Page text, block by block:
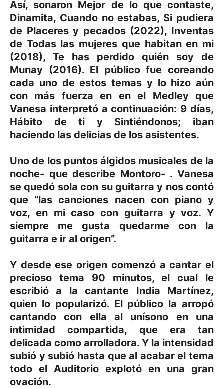
Así, sonaron Mejor de lo que contaste,
Dinamita, Cuando no estabas, Si pudiera
de Placeres y pecados (2022), Inventas
de Todas las mujeres que habitan en mi
(2018), Te has perdido quién soy de
Munay (2016). El público fue coreando
cada uno de estos temas y lo hizo aún
con más fuerza en en el Medley que
Vanesa interpretó a continuación: 9 días,
Hábito de ti y Sintiéndonos; iban
haciendo las delicias de los asistentes.
Uno de los puntos álgidos musicales de la
noche- que describe Montoro- . Vanesa
se quedó sola con su guitarra y nos contó
que “las canciones nacen con piano y
voz, en mi caso con guitarra y voz. Y
siempre me gusta quedarme con la
guitarra e ir al origen”.
Y desde ese origen comenzó a cantar el
precioso tema 90 minutos, el cual le
escribió a la cantante India Martínez,
quien lo popularizó. El público la arropó
cantando con ella al unísono en una
intimidad compartida, que era tan
delicada como arrolladora. Y la intensidad
subió y subió hasta que al acabar el tema
todo el Auditorio explotó en una gran
ovación.